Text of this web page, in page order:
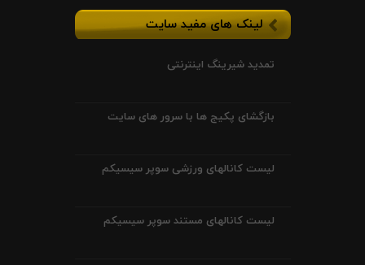
لینک های مفید سایت
تمدید شیرینگ اینترنتی
بازگشای پکیج ها با سرور های سایت
لیست کانالهای ورزشی سوپر سیسیکم
لیست کانالهای مستند سوپر سیسیکم